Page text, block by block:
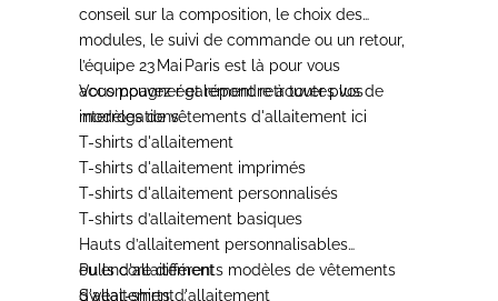
conseil sur la composition, le choix des
modules, le suivi de commande ou un retour,
l’équipe 23 Mai Paris est là pour vous
accompagner et répondre à toutes vos
interrogations.
Vous pouvez également retrouver plus de
modèles de vêtements d'allaitement ici
T-shirts d'allaitement
T-shirts d'allaitement imprimés
T-shirts d'allaitement personnalisés
T-shirts d’allaitement basiques
Hauts d’allaitement personnalisables
Pulls d'allaitement
Sweat-shirts d'allaitement
ou encore différents modèles de vêtements
d'allaitement: